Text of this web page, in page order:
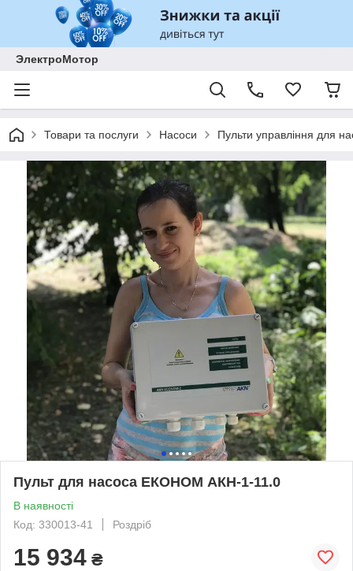
ЭлектроМотор
Товари та послуги Насоси Пульти управління для
Пульт для насоса ЕКОНОМ АКН-1-11.0
В наявності
Код: 330013-41
Роздріб
15 934 ₴